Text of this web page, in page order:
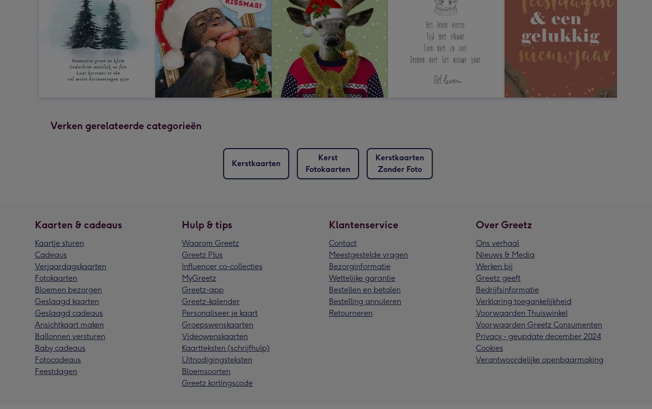
Verken gerelateerde categorieën
Kerstkaarten
Kerst
Fotokaarten
Kerstkaarten
Zonder Foto
Kaarten & cadeaus
Kaartje sturen
Cadeaus
Verjaardagskaarten
Fotokaarten
Bloemen bezorgen
Geslaagd kaarten
Geslaagd cadeaus
Ansichtkaart maken
Ballonnen versturen
Baby cadeaus
Fotocadeaus
Feestdagen
Hulp & tips
Waarom Greetz
Greetz Plus
Influencer co-collecties
MyGreetz
Greetz-app
Greetz-kalender
Personaliseer je kaart
Groepswenskaarten
Videowenskaarten
Kaartteksten (schrijfhulp)
Uitnodigingsteksten
Bloemsoorten
Greetz kortingscode
Klantenservice
Contact
Meestgestelde vragen
Bezorginformatie
Wettelijke garantie
Bestellen en betalen
Bestelling annuleren
Retourneren
Over Greetz
Ons verhaal
Nieuws & Media
Werken bij
Greetz geeft
Bedrijfsinformatie
Verklaring toegankelijkheid
Voorwaarden Thuiswinkel
Voorwaarden Greetz Consumenten
Privacy - geupdate december 2024
Cookies
Verantwoordelijke openbaarmaking